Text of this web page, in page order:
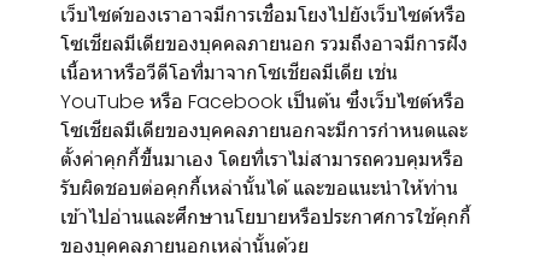
เว็บไซต์ของเราอาจมีการเชื่อมโยงไปยังเว็บไซต์หรือ
โซเชียลมีเดียของบุคคลภายนอก รวมถึงอาจมีการฝัง
เนื้อหาหรือวีดีโอที่มาจากโซเชียลมีเดีย เช่น
YouTube หรือ Facebook เป็นต้น ซึ่งเว็บไซต์หรือ
โซเชียลมีเดียของบุคคลภายนอกจะมีการกำหนดและ
ตั้งค่าคุกกี้ขึ้นมาเอง โดยที่เราไม่สามารถควบคุมหรือ
รับผิดชอบต่อคุกกี้เหล่านั้นได้ และขอแนะนำให้ท่าน
เข้าไปอ่านและศึกษานโยบายหรือประกาศการใช้คุกกี้
ของบุคคลภายนอกเหล่านั้นด้วย